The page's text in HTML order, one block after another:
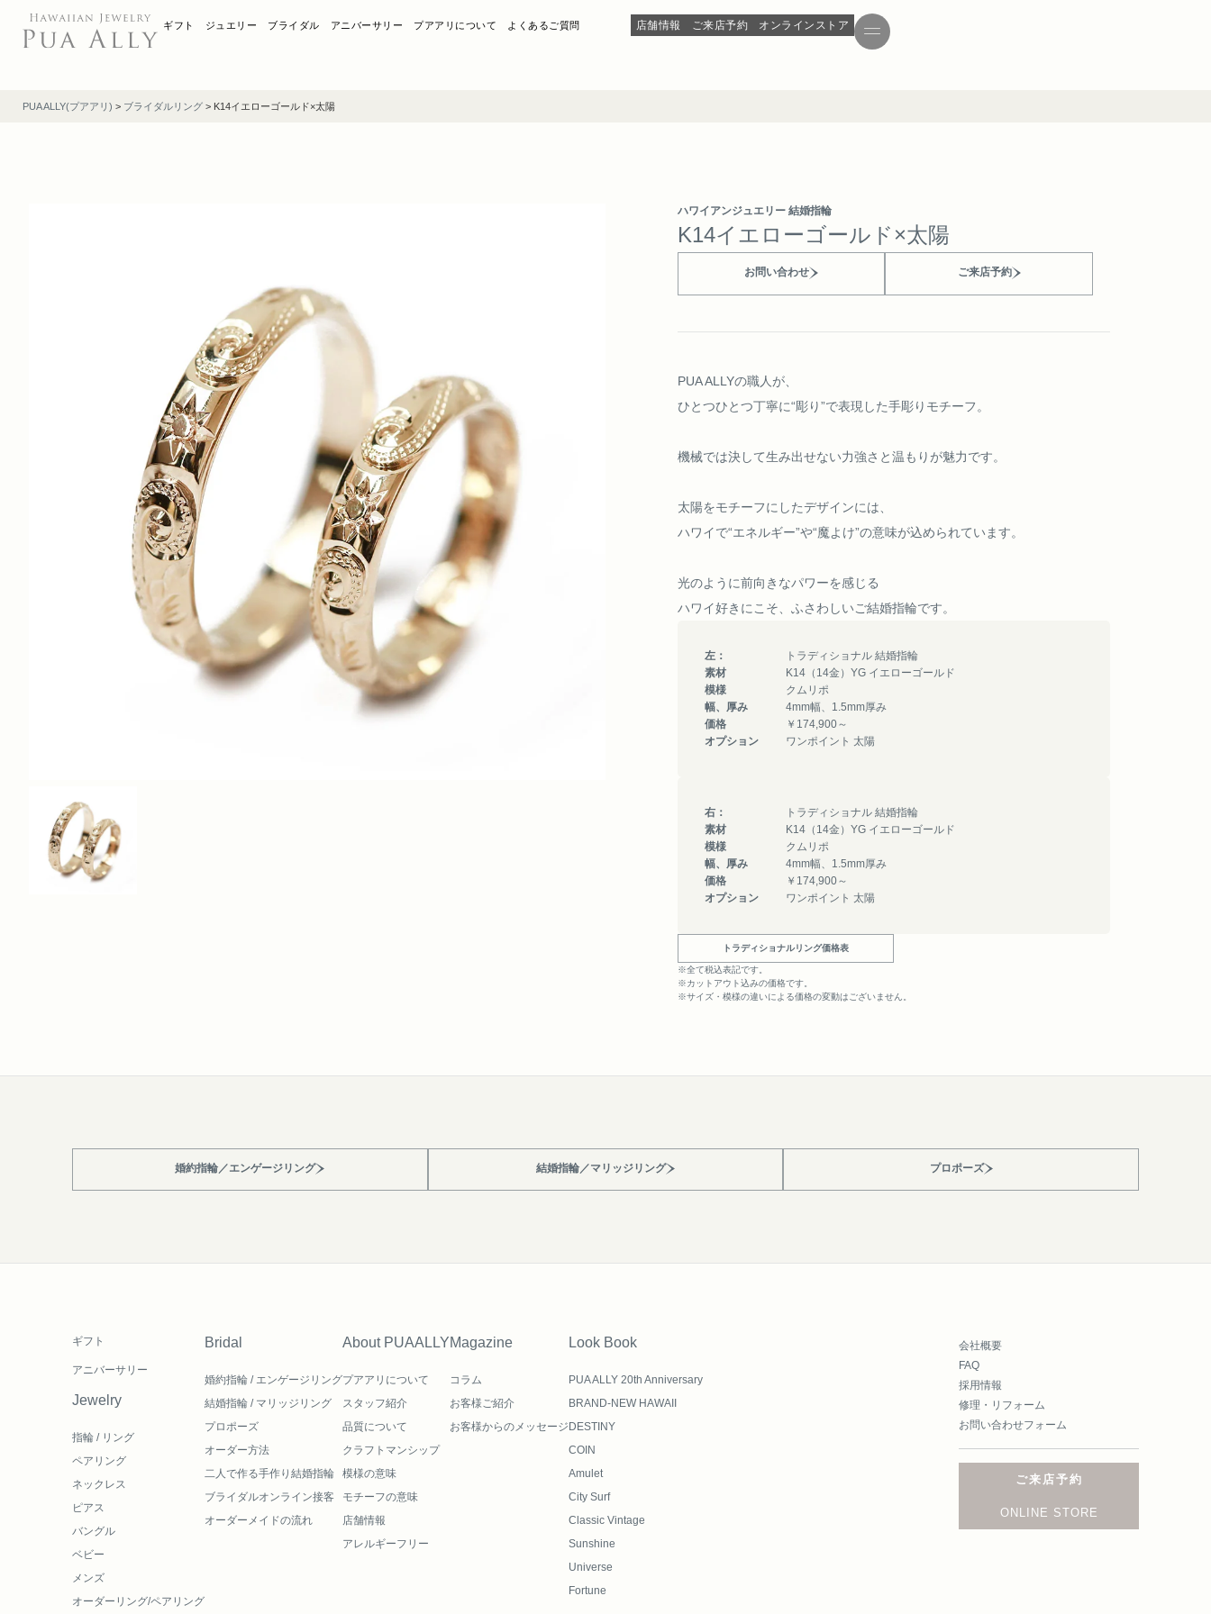
ギフト ジュエリー ブライダル アニバーサリー プアアリについて よくあるご質問 店舗情報 ご来店予約 オンラインストア
PUA ALLY(プアアリ) > ブライダルリング > K14イエローゴールド×太陽
ハワイアンジュエリー 結婚指輪
K14イエローゴールド×太陽
お問い合わせ ご来店予約
PUA ALLYの職人が、
ひとつひとつ丁寧に“彫り”で表現した手彫りモチーフ。
機械では決して生み出せない力強さと温もりが魅力です。
太陽をモチーフにしたデザインには、
ハワイで“エネルギー”や“魔よけ”の意味が込められています。
光のように前向きなパワーを感じる
ハワイ好きにこそ、ふさわしいご結婚指輪です。
左：
トラディショナル 結婚指輪
素材
K14（14金）YG イエローゴールド
模様
クムリポ
幅、厚み
4mm幅、1.5mm厚み
価格
￥174,900～
オプション
ワンポイント 太陽
右：
トラディショナル 結婚指輪
素材
K14（14金）YG イエローゴールド
模様
クムリポ
幅、厚み
4mm幅、1.5mm厚み
価格
￥174,900～
オプション
ワンポイント 太陽
トラディショナルリング価格表
※全て税込表記です。
※カットアウト込みの価格です。
※サイズ・模様の違いによる価格の変動はございません。
婚約指輪／エンゲージリング 結婚指輪／マリッジリング プロポーズ
ギフト
アニバーサリー
Jewelry
指輪 / リング
ペアリング
ネックレス
ピアス
バングル
ベビー
メンズ
オーダーリング/ペアリング
Bridal
婚約指輪 / エンゲージリング
結婚指輪 / マリッジリング
プロポーズ
オーダー方法
二人で作る手作り結婚指輪
ブライダルオンライン接客
オーダーメイドの流れ
About PUAALLY
プアアリについて
スタッフ紹介
品質について
クラフトマンシップ
模様の意味
モチーフの意味
店舗情報
アレルギーフリー
Magazine
コラム
お客様ご紹介
お客様からのメッセージ
Look Book
PUA ALLY 20th Anniversary
BRAND-NEW HAWAII
DESTINY
COIN
Amulet
City Surf
Classic Vintage
Sunshine
Universe
Fortune
会社概要
FAQ
採用情報
修理・リフォーム
お問い合わせフォーム
ご来店予約
ONLINE STORE